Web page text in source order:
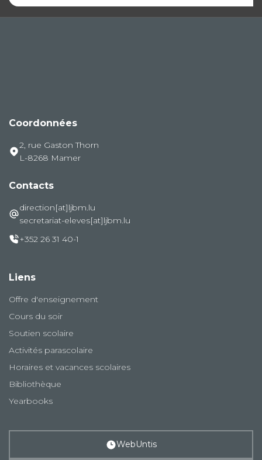
Coordonnées
2, rue Gaston Thorn
L-8268 Mamer
Contacts
direction[at]ljbm.lu
secretariat-eleves[at]ljbm.lu
+352 26 31 40-1
Liens
Offre d'enseignement
Cours du soir
Soutien scolaire
Activités parascolaire
Horaires et vacances scolaires
Bibliothèque
Yearbooks
WebUntis